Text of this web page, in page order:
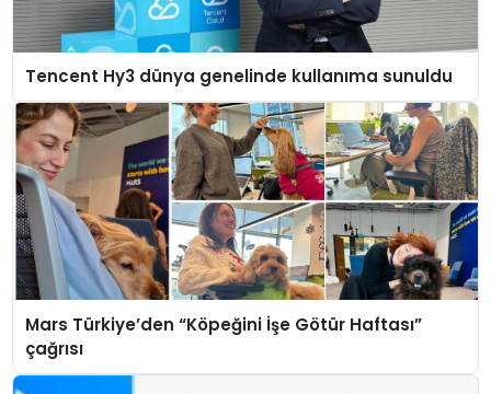
Tencent Hy3 dünya genelinde kullanıma sunuldu
Mars Türkiye’den “Köpeğini İşe Götür Haftası”
çağrısı